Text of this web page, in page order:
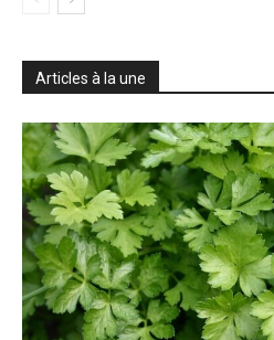
Articles à la une